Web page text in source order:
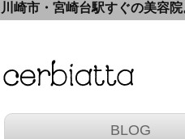
市・宮崎台駅すぐの美容院
BLOG